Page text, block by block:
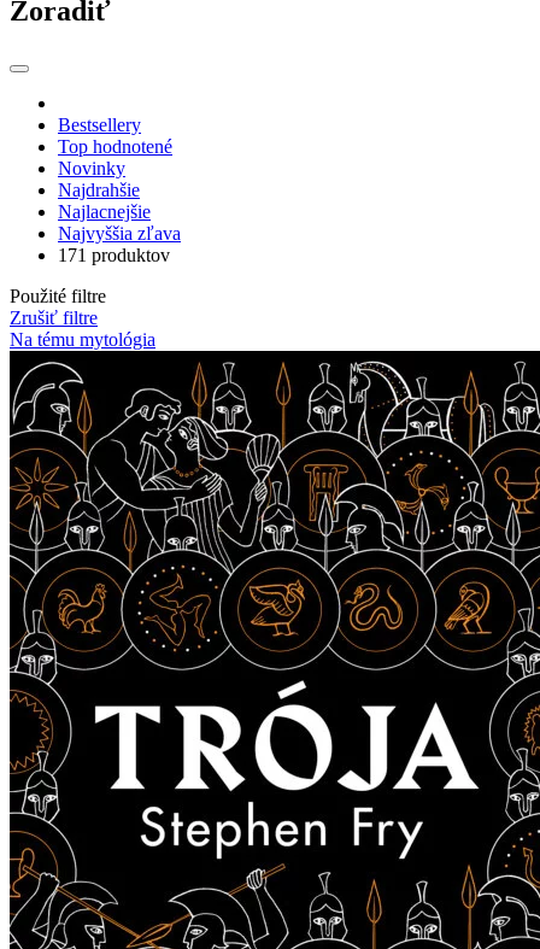
Zoradiť
Bestsellery
Top hodnotené
Novinky
Najdrahšie
Najlacnejšie
Najvyššia zľava
171 produktov
Použité filtre
Zrušiť filtre
Na tému mytológia